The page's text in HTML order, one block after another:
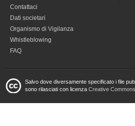
Contattaci
Dati societari
Organismo di Vigilanza
Whistleblowing
FAQ
Salvo dove diversamente specificato i file
sono rilasciati con licenza Creative